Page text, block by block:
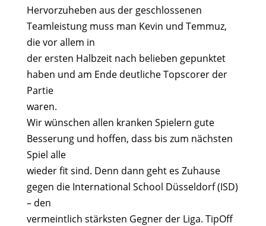
Hervorzuheben aus der geschlossenen
Teamleistung muss man Kevin und Temmuz,
die vor allem in
der ersten Halbzeit nach belieben gepunktet
haben und am Ende deutliche Topscorer der
Partie
waren.
Wir wünschen allen kranken Spielern gute
Besserung und hoffen, dass bis zum nächsten
Spiel alle
wieder fit sind. Denn dann geht es Zuhause
gegen die International School Düsseldorf (ISD)
– den
vermeintlich stärksten Gegner der Liga. TipOff